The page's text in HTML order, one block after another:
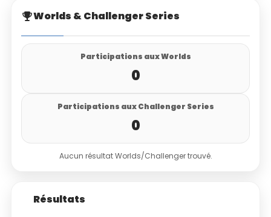
Worlds & Challenger Series
Participations aux Worlds
0
Participations aux Challenger Series
0
Aucun résultat Worlds/Challenger trouvé.
Résultats